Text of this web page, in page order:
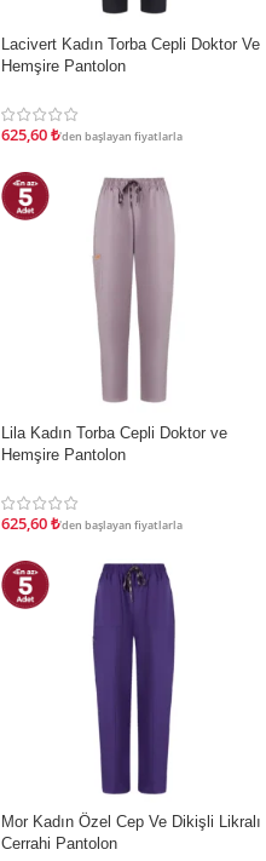
İNDIRIM
Lacivert Kadın Torba Cepli Doktor Ve
Hemşire Pantolon
625,60₺'den başlayan fiyatlarla
İNDIRIM
Lila Kadın Torba Cepli Doktor ve
Hemşire Pantolon
625,60₺'den başlayan fiyatlarla
İNDIRIM
Mor Kadın Özel Cep Ve Dikişli Likralı
Cerrahi Pantolon